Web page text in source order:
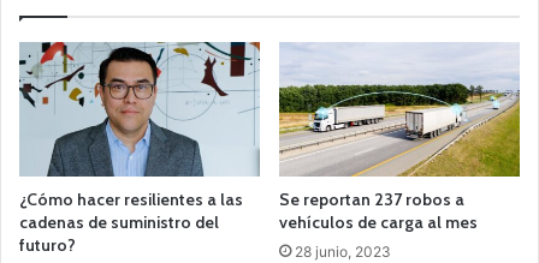
¿Cómo hacer resilientes a las
cadenas de suministro del
futuro?
Se reportan 237 robos a
vehículos de carga al mes
28 junio, 2023